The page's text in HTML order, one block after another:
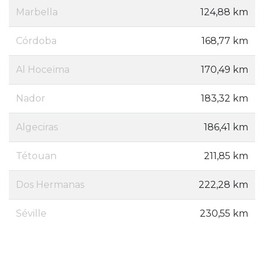
Marbella 124,88 km
Córdoba 168,77 km
Al Hoceïma 170,49 km
Nador 183,32 km
Algeciras 186,41 km
Tétouan 211,85 km
Dos Hermanas 222,28 km
Séville 230,55 km